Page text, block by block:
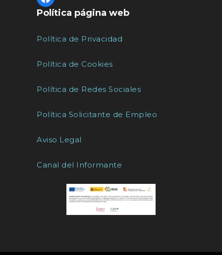
Política página web
Política de Privacidad
Política de Cookies
Política de Redes Sociales
Política Solicitante de Empleo
Aviso Legal
Canal del Informante